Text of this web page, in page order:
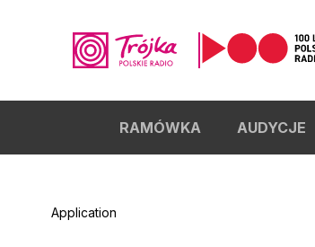
RAMÓWKA AUDYCJE
Application
Odtwarzacz
odtwarzać.